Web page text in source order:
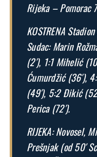
Rijeka – Pomorac
KOSTRENA
Sudac: Marin
(2′), 1:1 Mihelić
Ćumurdžić (36′),
(49′), 5:2 Đikić
Perica (72′).
RIJEKA: Novosel,
Prešnjak (od 50′